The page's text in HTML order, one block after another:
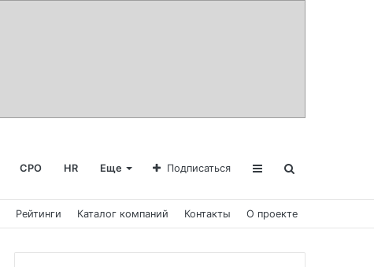
СРО HR Еще Подписаться
Рейтинги Каталог компаний Контакты О проекте